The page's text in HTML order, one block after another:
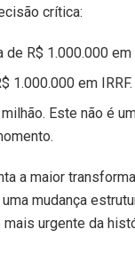
crítica:
R$ 1.000.000
1.000.000 em IRRF.
Este não é
a maior
mudança
urgente da